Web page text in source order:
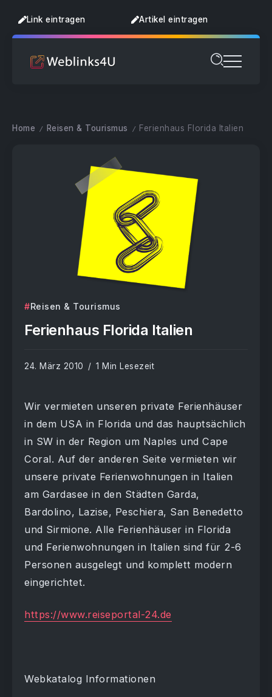
Link eintragen Artikel eintragen
Home / Reisen & Tourismus / Ferienhaus Florida Italien
Reisen & Tourismus
Ferienhaus Florida Italien
24. März 2010 1 Min Lesezeit
Wir vermieten unseren private Ferienhäuser
in dem USA in Florida und das hauptsächlich
in SW in der Region um Naples und Cape
Coral. Auf der anderen Seite vermieten wir
unsere private Ferienwohnungen in Italien
am Gardasee in den Städten Garda,
Bardolino, Lazise, Peschiera, San Benedetto
und Sirmione. Alle Ferienhäuser in Florida
und Ferienwohnungen in Italien sind für 2-6
Personen ausgelegt und komplett modern
eingerichtet.
https://www.reiseportal-24.de
Webkatalog Informationen